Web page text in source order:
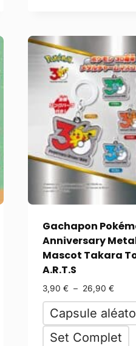
Gachapon
Anniversary
Mascot Takara
A.R.T.S
3,90 € – 26,90 €
Capsule
Set Complet